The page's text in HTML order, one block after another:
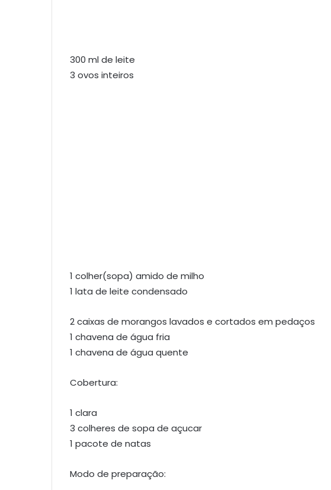
300 ml de leite
3 ovos inteiros
1 colher(sopa) amido de milho
1 lata de leite condensado
2 caixas de morangos lavados e cortados em pedaços
1 chavena de água fria
1 chavena de água quente
Cobertura:
1 clara
3 colheres de sopa de açucar
1 pacote de natas
Modo de preparação: